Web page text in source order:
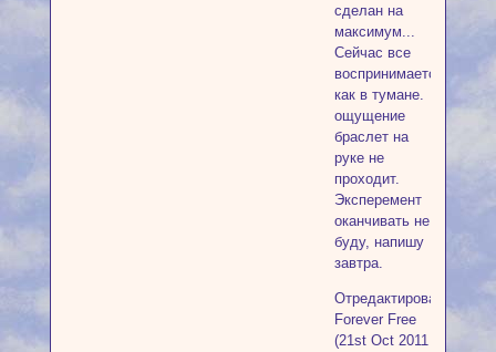
сделан на
максимум...
Сейчас все
воспринимается
как в тумане.
ощущение
браслет на
руке не
проходит.
Эксперемент
оканчивать не
буду, напишу
завтра.
Отредактировано
Forever Free
(21st Oct 2011